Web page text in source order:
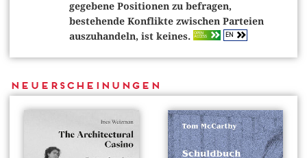
gegebene Positionen zu befragen,
bestehende Konflikte zwischen Parteien
auszuhandeln, ist keines. OPEN
ACCESS EN
Neuerscheinungen